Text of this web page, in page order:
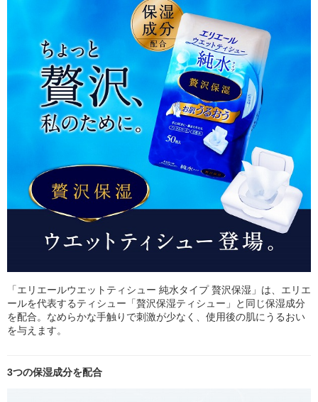
「エリエールウエットティシュー 純水タイプ 贅沢保湿」は、エリエ
ールを代表するティシュー「贅沢保湿ティシュー」と同じ保湿成分
を配合。なめらかな手触りで刺激が少なく、使用後の肌にうるおい
を与えます。
3つの保湿成分を配合